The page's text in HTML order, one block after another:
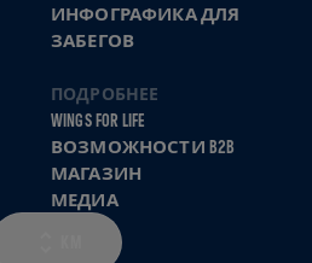
ИНФОГРАФИКА ДЛЯ
ЗАБЕГОВ
ПОДРОБНЕЕ
WINGS FOR LIFE
ВОЗМОЖНОСТИ B2B
МАГАЗИН
МЕДИА